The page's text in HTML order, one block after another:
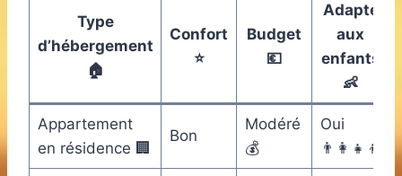
Type
d’hébergement
🏠
Confort
⭐
Budget
💶
Adapté
aux
enfants
👶
Appartement
en résidence 🏢
Bon
Modéré
💰
Oui
👨‍👩‍👧‍👦